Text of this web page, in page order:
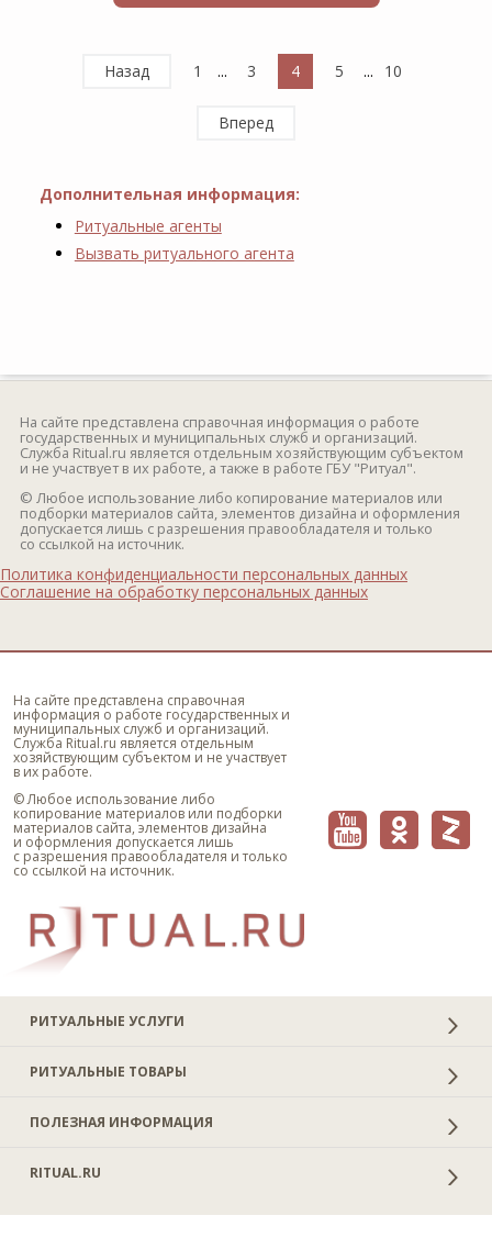
Назад 1 ... 3 4 5 ... 10
Вперед
Дополнительная информация:
Ритуальные агенты
Вызвать ритуального агента
РИТУАЛЬНЫЕ УСЛУГИ
РИТУАЛЬНЫЕ ТОВАРЫ
ПОЛЕЗНАЯ ИНФОРМАЦИЯ
RITUAL.RU
На сайте представлена справочная информация о работе
государственных и муниципальных служб и организаций.
Служба Ritual.ru является отдельным хозяйствующим субъектом
и не участвует в их работе, а также в работе ГБУ "Ритуал".
© Любое использование либо копирование материалов или
подборки материалов сайта, элементов дизайна и оформления
допускается лишь с разрешения правообладателя и только
со ссылкой на источник.
На сайте представлена справочная
информация о работе государственных и
муниципальных служб и организаций.
Служба Ritual.ru является отдельным
хозяйствующим субъектом и не участвует
в их работе.
© Любое использование либо
копирование материалов или подборки
материалов сайта, элементов дизайна
и оформления допускается лишь
с разрешения правообладателя и только
со ссылкой на источник.
Политика конфиденциальности персональных данных
Соглашение на обработку персональных данных